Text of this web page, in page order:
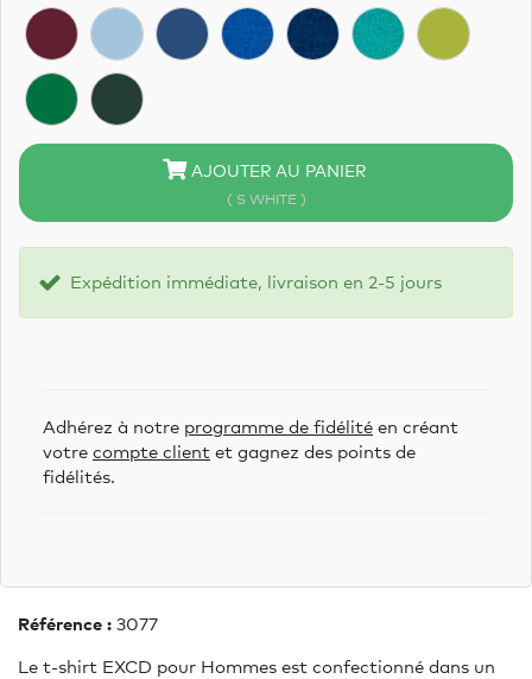
AJOUTER AU PANIER
( S WHITE )
Expédition immédiate, livraison en 2-5 jours
Adhérez à notre programme de fidélité en créant
votre compte client et gagnez des points de
fidélités.
Référence : 3077
Le t-shirt EXCD pour Hommes est confectionné dans un